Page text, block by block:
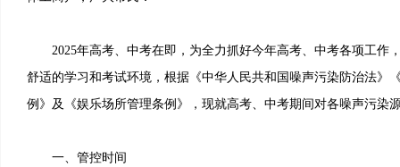
2025年高考、中考在即，为全力抓好今年高考、中考各项工作
舒适的学习和考试环境，根据《中华人民共和国噪声污染防治法》
例》及《娱乐场所管理条例》，现就高考、中考期间对各噪声污染
一、管控时间